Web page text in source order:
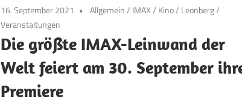
16. September 2021 Allgemein/ IMAX/ Kino/ Leonberg/
Veranstaltungen
Die größte IMAX-Leinwand der
Welt feiert am 30. September
Premiere